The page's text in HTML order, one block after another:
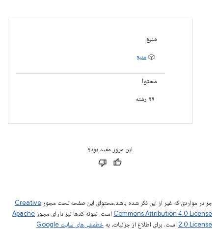
منبع
منبع
محتوا
رشته
این مرور مفید بود؟
جز در مواردی که غیر از این ذکر شده باشد،‌محتوای این صفحه تحت مجوز Creative
Commons Attribution 4.0 License است. نمونه کدها نیز دارای مجوز Apache
2.0 License است. برای اطلاع از جزئیات، به
خطمشی‌های سایت Google